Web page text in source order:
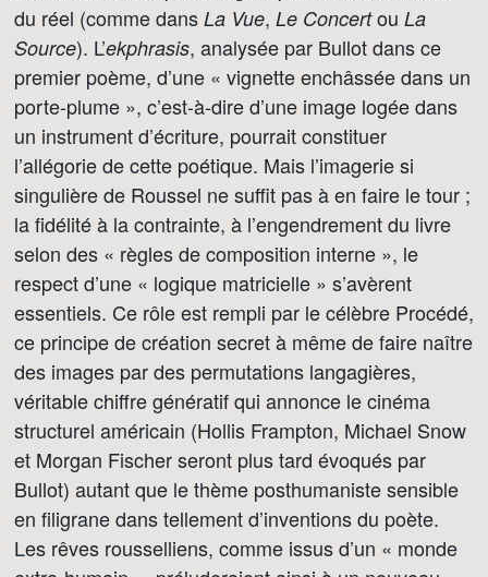
du réel (comme dans La Vue, Le Concertou La
Source). L’ekphrasis, analysée par Bullot dans ce
premier poème, d’une « vignette enchâssée dans un
porte-plume », c’est-à-dire d’une image logée dans
un instrument d’écriture, pourrait constituer
l’allégorie de cette poétique. Mais l’imagerie si
singulière de Roussel ne suffit pas à en faire le tour ;
la fidélité à la contrainte, à l’engendrement du livre
selon des « règles de composition interne », le
respect d’une « logique matricielle » s’avèrent
essentiels. Ce rôle est rempli par le célèbre Procédé,
ce principe de création secret à même de faire naître
des images par des permutations langagières,
véritable chiffre génératif qui annonce le cinéma
structurel américain (Hollis Frampton, Michael Snow
et Morgan Fischer seront plus tard évoqués par
Bullot) autant que le thème posthumaniste sensible
en filigrane dans tellement d’inventions du poète.
Les rêves rousselliens, comme issus d’un « monde